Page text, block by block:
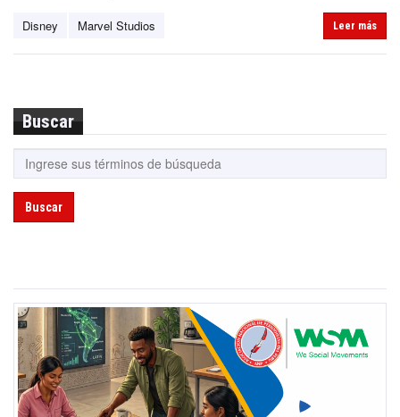
Disney Marvel Studios Leer más
Buscar
Buscar